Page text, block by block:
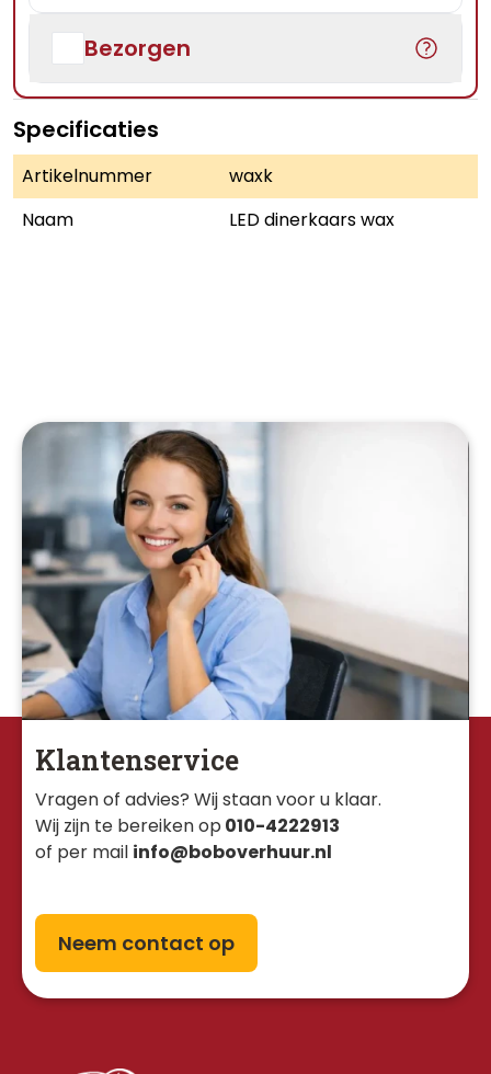
Bezorgen
Specificaties
Artikelnummer
waxk
Naam
LED dinerkaars wax
Klantenservice
Vragen of advies? Wij staan voor u klaar.
Wij zijn te bereiken op 010-4222913
of per mail info@boboverhuur.nl
Neem contact op